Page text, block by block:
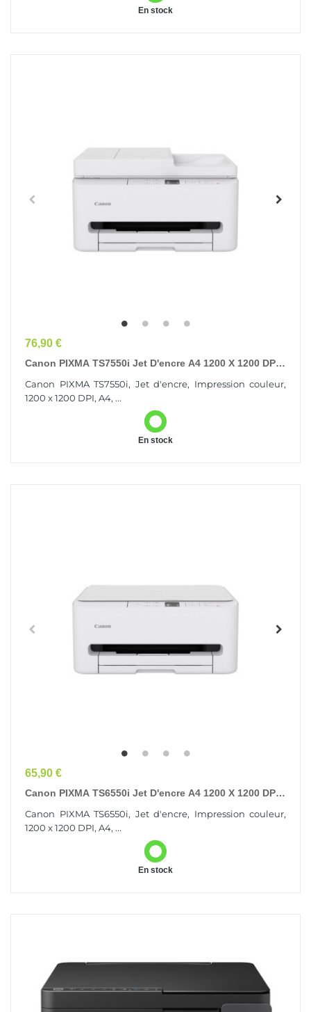
En stock
Prix
76,90 €
Canon PIXMA TS7550i Jet D'encre A4 1200 X 1200 DPI
Canon PIXMA TS7550i, Jet d'encre, Impression couleur,
1200 x 1200 DPI, A4, ...
En stock
Prix
65,90 €
Canon PIXMA TS6550i Jet D'encre A4 1200 X 1200 DPI
Canon PIXMA TS6550i, Jet d'encre, Impression couleur,
1200 x 1200 DPI, A4, ...
En stock